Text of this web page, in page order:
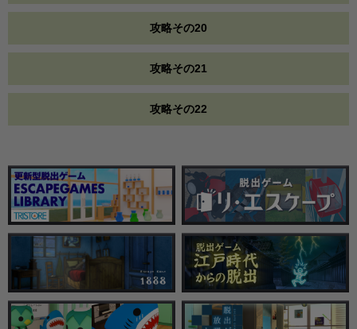
攻略その20
攻略その21
攻略その22